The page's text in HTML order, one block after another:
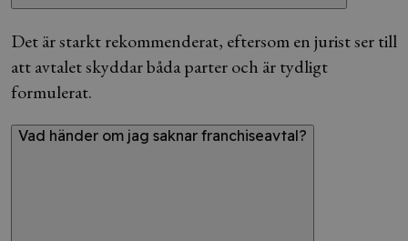
Det är starkt rekommenderat, eftersom en jurist ser till
att avtalet skyddar båda parter och är tydligt
formulerat.
Vad händer om jag saknar franchiseavtal?